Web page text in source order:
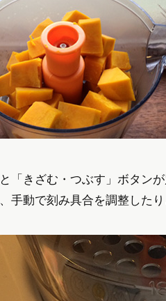
と「きざむ・つぶす」ボタン
手動で刻み具合を調整した